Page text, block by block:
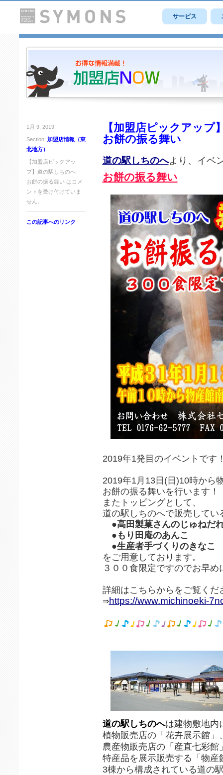
サービス
1月 9, 2019
Section: 加盟店情報（東
北地方）
【加盟店ピックアッ
プ】道の駅しちのへ
お餅の振る舞い は コメ
ントを受け付けていま
せん。
この記事へのリンク
【加盟店ピックアップ
お餅の振る舞い
道の駅しちのへより、イベ
お餅の振る舞い
2019年1発目のイベントです
2019年1月13日(日)10時から
お餅の振る舞いを行います！
またトッピングとして、
道の駅しちのへで販売してい
●高田製菓さんのじゅねだ
●もり田庵のあんこ
●生産者手づくりのきなこ
をご用意しております。
３００食限定ですのでお早め
詳細はこちらからをご覧くだ
⇒https://www.michinoeki-
道の駅しちのへは建物敷地内
植物販売店の「花卉展示館」
農産物販売店の「産直七彩館
特産品を展示販売する「物産
3棟から構成されている道の